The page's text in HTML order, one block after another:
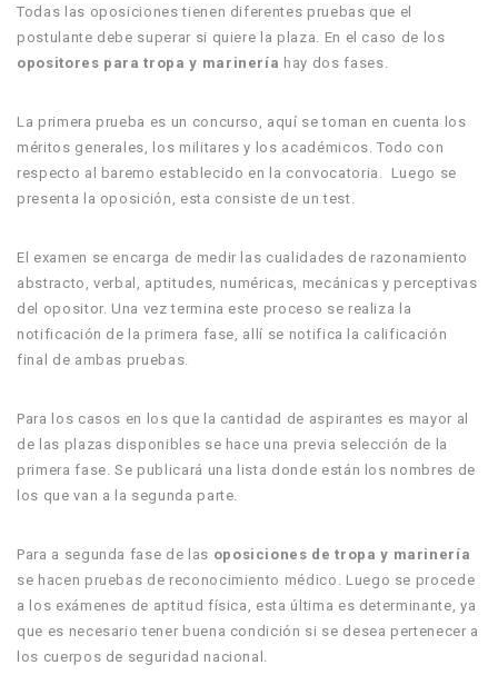
Todas las oposiciones tienen diferentes pruebas que el
postulante debe superar si quiere la plaza. En el caso de los
opositores para tropa y marinería hay dos fases.
La primera prueba es un concurso, aquí se toman en cuenta los
méritos generales, los militares y los académicos. Todo con
respecto al baremo establecido en la convocatoria. Luego se
presenta la oposición, esta consiste de un test.
El examen se encarga de medir las cualidades de razonamiento
abstracto, verbal, aptitudes, numéricas, mecánicas y perceptivas
del opositor. Una vez termina este proceso se realiza la
notificación de la primera fase, allí se notifica la calificación
final de ambas pruebas.
Para los casos en los que la cantidad de aspirantes es mayor al
de las plazas disponibles se hace una previa selección de la
primera fase. Se publicará una lista donde están los nombres de
los que van a la segunda parte.
Para a segunda fase de las oposiciones de tropa y marinería
se hacen pruebas de reconocimiento médico. Luego se procede
a los exámenes de aptitud física, esta última es determinante, ya
que es necesario tener buena condición si se desea pertenecer a
los cuerpos de seguridad nacional.